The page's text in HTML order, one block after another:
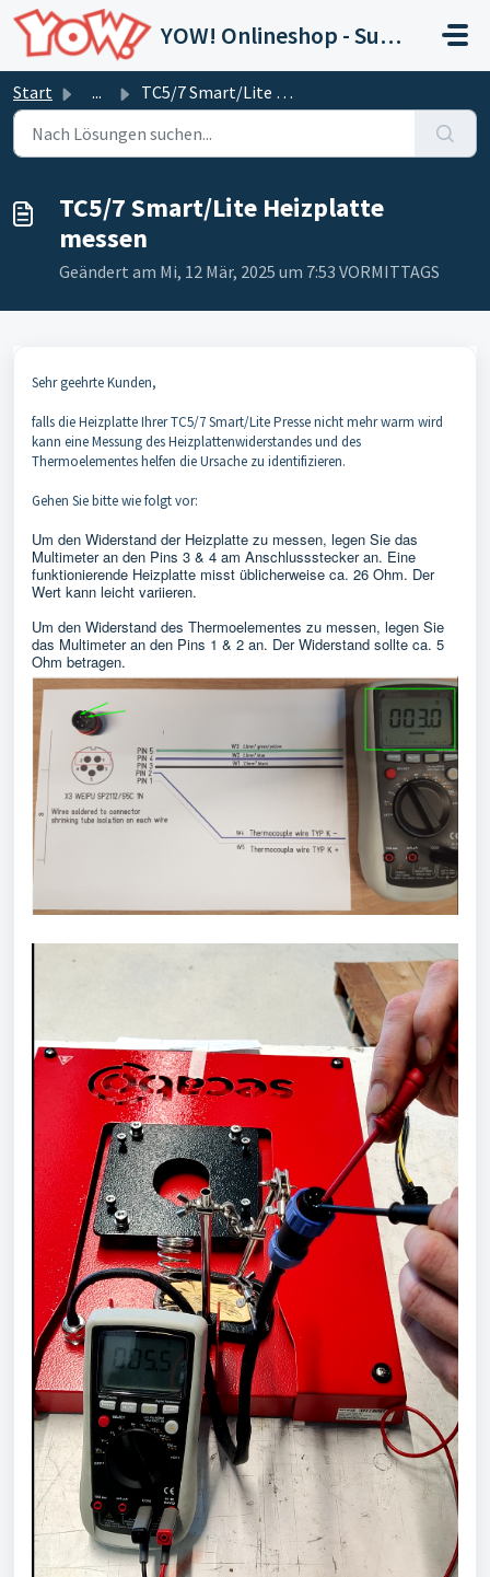
Zum hauptsächlichen Inhalt gehen
YOW! Onlineshop - Support
Start ... TC5/7 Smart/Lite Heizplatte messen
TC5/7 Smart/Lite Heizplatte
messen
Geändert am Mi, 12 Mär, 2025 um 7:53 VORMITTAGS
Sehr geehrte Kunden,
falls die Heizplatte Ihrer TC5/7 Smart/Lite Presse nicht mehr warm wird
kann eine Messung des Heizplattenwiderstandes und des
Thermoelementes helfen die Ursache zu identifizieren.
Gehen Sie bitte wie folgt vor:
Um den Widerstand der Heizplatte zu messen, legen Sie das
Multimeter an den Pins 3 & 4 am Anschlussstecker an. Eine
funktionierende Heizplatte misst üblicherweise ca. 26 Ohm. Der
Wert kann leicht variieren.
Um den Widerstand des Thermoelementes zu messen, legen Sie
das Multimeter an den Pins 1 & 2 an. Der Widerstand sollte ca. 5
Ohm betragen.